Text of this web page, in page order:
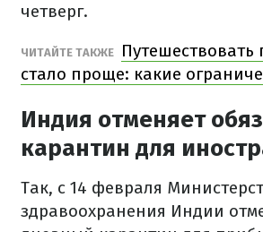
четверг.
ЧИТАЙТЕ ТАКЖЕ
Путешествовать
стало проще: какие
Индия отменяет
карантин для
Так, с 14 февраля
здравоохранения Индии